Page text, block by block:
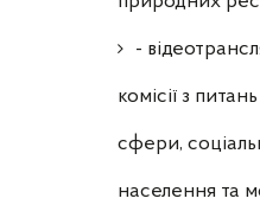
-
комісії з
сфери,
населення та